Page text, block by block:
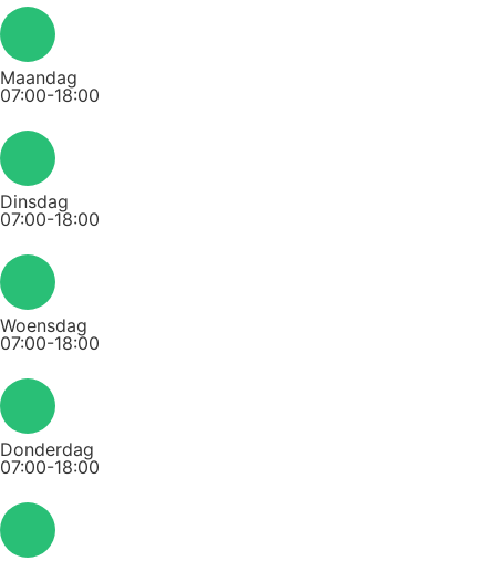
Maandag
07:00-18:00
Dinsdag
07:00-18:00
Woensdag
07:00-18:00
Donderdag
07:00-18:00